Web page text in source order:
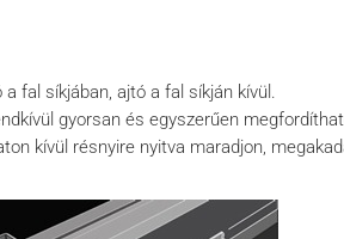
fal síkjában, ajtó a fal síkján kívül.
gyorsan és egyszerűen
kívül résnyire nyitva maradjon,